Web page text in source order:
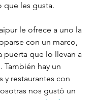
que les gusta.
le ofrece a uno la
con un marco,
puerta que lo llevan a
También hay un
y restaurantes con
nos gustó un